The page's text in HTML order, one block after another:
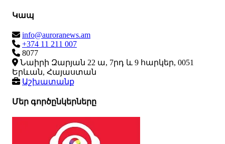
Կապ
info@auroranews.am
+374 11 211 007
8077
Նաիրի Զարյան 22 ա, 7րդ և 9 հարկեր, 0051
Երևան, Հայաստան
Աշխատանք
Մեր գործընկերները